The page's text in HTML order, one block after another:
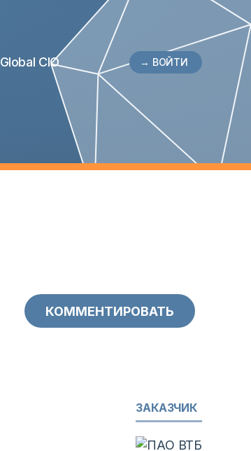
Global CIO → ВОЙТИ
КОММЕНТИРОВАТЬ
ЗАКАЗЧИК